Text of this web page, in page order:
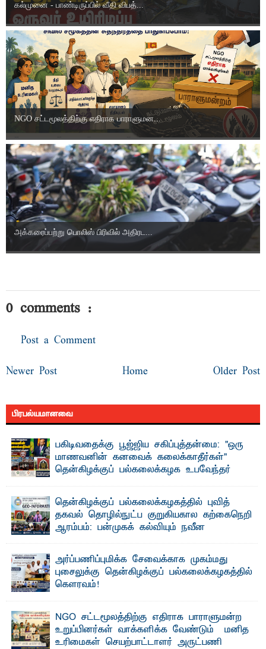
கல்முனை - பாண்டிருப்பில் வீதி விபத்...
NGO சட்டமூலத்திற்கு எதிராக பாராளுமன...
அக்கரைப்பற்று பொலிஸ் பிரிவில் அதிரட...
0 comments :
Post a Comment
Newer Post Older Post
Home
பிரபல்யமானவை
பகிடிவதைக்கு பூஜ்ஜிய சகிப்புத்தன்மை: "ஒரு
மாணவனின் கனவைக் கலைக்காதீர்கள்" –
தென்கிழக்குப் பல்கலைக்கழக உபவேந்தர்
"ஒ ரு மாணவனின் அல்லது மாணவியின் கனவு என்னால்
கலைக்கப்படாது" என்ற உறுதியை ஒவ்வொரு மாணவரும் ...
தென்கிழக்குப் பல்கலைக்கழகத்தில் புவித்
தகவல் தொழில்நுட்ப குறுகியகால கற்கைநெறி
ஆரம்பம்: பன்முகக் கல்வியும் நவீன
பேராசிரியர் எம். எம். பாஸில்
தெ ன்கிழக்குப் பல்கலைக்கழகத்தின் கலை மற்றும் கலாசார
பீடத்தின் புவியியல் துறையினால் ...
அர்ப்பணிப்புமிக்க சேவைக்காக முகம்மது
புசைலுக்கு தென்கிழக்குப் பல்கலைக்கழகத்தில்
கௌரவம்!
NGO சட்டமூலத்திற்கு எதிராக பாராளுமன்ற
உறுப்பினர்கள் வாக்களிக்க வேண்டும் – மனித
உரிமைகள் செயற்பாட்டாளர் அருட்பணி